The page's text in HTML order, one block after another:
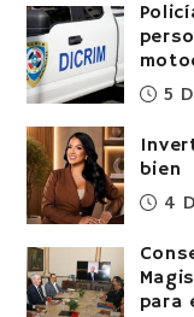
5
bien
4
para